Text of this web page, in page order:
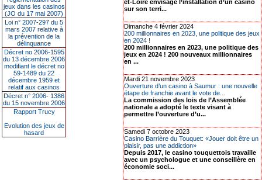
jeux dans les casinos
(JO du 17 mai 2007)
Loi n° 2007-297 du 5
mars 2007 relative à
la prévention de la
délinquance
Décret no 2006-1595
du 13 décembre 2006
modifiant le décret no
59-1489 du 22
décembre 1959 et
relatif aux casinos
Décret n° 2006- 1386
du 15 novembre 2006
Rapport Trucy
Evolution des jeux de
hasard
et-Loire envisage l’installation d’un casino
sur son terri...
Dimanche 4 février 2024
200 millionnaires en 2023, une politique des jeux
en 2024 !
200 millionnaires en 2023, une politique des
jeux en 2024 ! 200 nouveaux millionnaires
en ...
Mardi 21 novembre 2023
Ouverture d’un casino à Saumur : une nouvelle
étape de franchie avant le vote de...
La commission des lois de l’Assemblée
nationale a adopté le texte visant à
permettre l’ouverture d’u...
Samedi 7 octobre 2023
Casino Barrière du Touquet: «Jouer doit être un
plaisir, pas une addiction»
Depuis 2017, le casino touquettois travaille
avec un psychologue et une conseillère en
économie soci...